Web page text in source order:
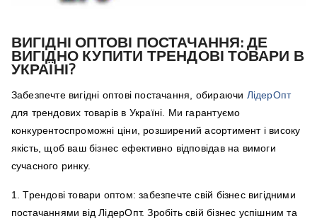
ВИГІДНІ ОПТОВІ ПОСТАЧАННЯ: ДЕ
ВИГІДНО КУПИТИ ТРЕНДОВІ ТОВАРИ В
УКРАЇНІ?
Забезпечте вигідні оптові постачання, обираючи ЛідерОпт
для трендових товарів в Україні. Ми гарантуємо
конкурентоспроможні ціни, розширений асортимент і високу
якість, щоб ваш бізнес ефективно відповідав на вимоги
сучасного ринку.
1. Трендові товари оптом: забезпечте свій бізнес вигідними
постачаннями від ЛідерОпт. Зробіть свій бізнес успішним та